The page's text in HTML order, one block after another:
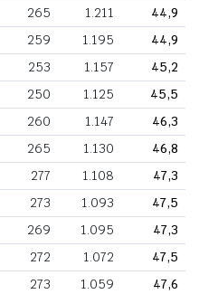
265 1.211
44,9
259 1.195
44,9
253 1.157
45,2
250 1.125
45,5
260 1.147
46,3
265 1.130
46,8
277 1.108
47,3
273 1.093
47,5
269 1.095
47,3
272 1.072
47,5
273 1.059
47,6